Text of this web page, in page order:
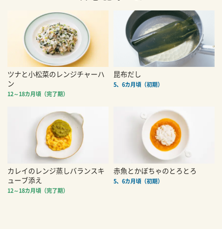
ツナと小松菜のレンジチャーハ
ン
12～18カ月頃（完了期）
昆布だし
5、6カ月頃（初期）
カレイのレンジ蒸しバランスキ
ューブ添え
12～18カ月頃（完了期）
赤魚とかぼちゃのとろとろ
5、6カ月頃（初期）